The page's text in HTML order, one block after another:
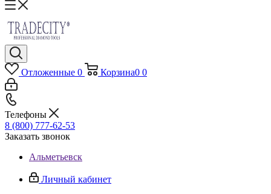
Отложенные 0 Корзина0 0
Телефоны
8 (800) 777-62-53
Заказать звонок
Альметьевск
Личный кабинет